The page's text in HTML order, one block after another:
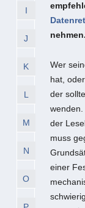
I
J
K
L
M
N
O
nehmen.
Wer
hat,
der
der
muss
einer